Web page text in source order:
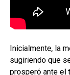
Inicialmente, la
sugiriendo que
prosperó ante el